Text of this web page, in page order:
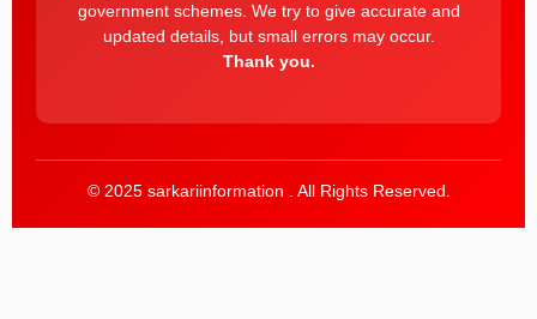
government schemes. We try to give accurate and
updated details, but small errors may occur.
Thank you.
© 2025 sarkariinformation . All Rights Reserved.